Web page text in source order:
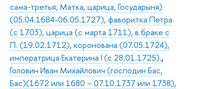
сама-третья, Матка, царица, Государыня)
(05.04.1684-06.05.1727), фаворитка Петра
(с 1703), царица (с марта 1711), в браке с
П. (19.02.1712), коронована (07.05.1724),
императрица Екатерина I (с 28.01.1725).,
Головин Иван Михайлович (господин Бас,
Бас)(1672 или 1680 – 07.10.1737 или 1738),